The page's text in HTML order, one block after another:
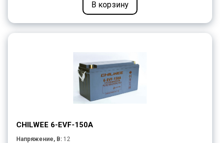
В корзину
CHILWEE 6-EVF-150A
Напряжение, В: 12